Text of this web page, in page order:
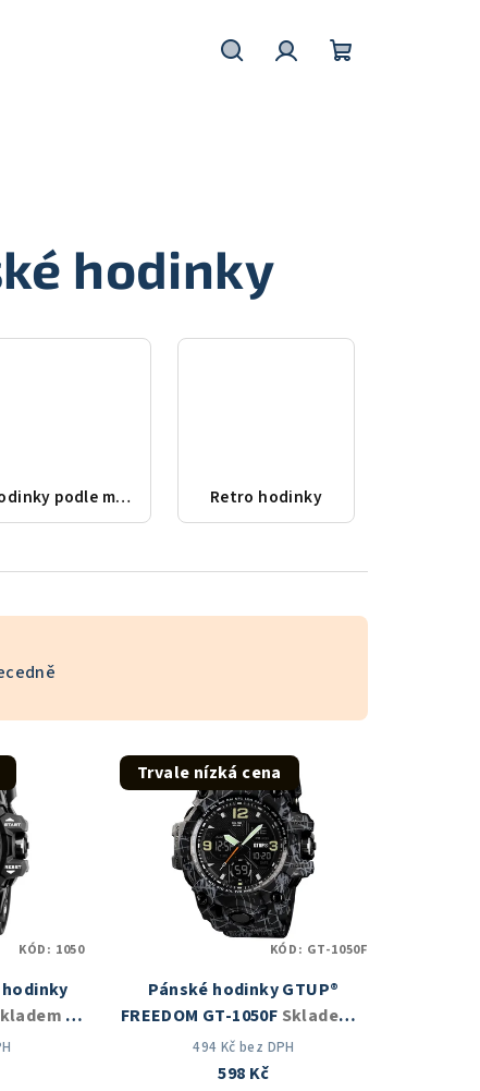
hodinky
Hodinky podle města Retro hodinky
v
KÓD: 1050
Trvale nízká cena
Pánské hodinky GTUP®
FREEDOM GT-1050F Skladem v
ČR
494 Kč bez DPH
598 Kč
KÓD: GT-1050F